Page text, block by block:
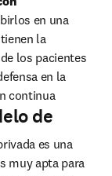
en una
la
los pacientes
en la
continua
de
es una
muy apta para